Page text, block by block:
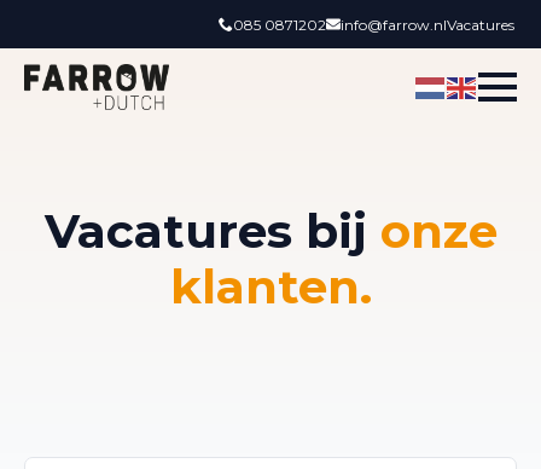
085 0871202 info@farrow.nlVacatures
Vacatures bij onze
klanten.